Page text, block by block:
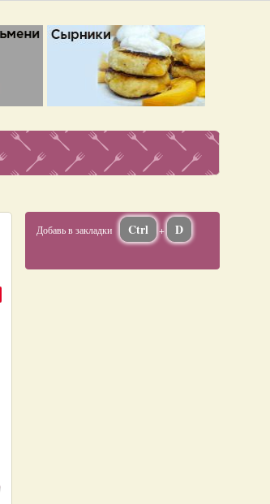
Добавь в закладки Ctrl + D